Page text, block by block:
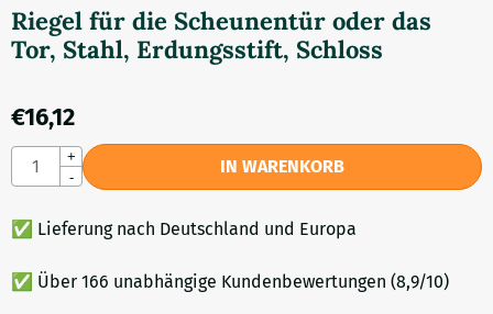
Riegel für die Scheunentür oder das
Tor, Stahl, Erdungsstift, Schloss
€16,12
Anzahl
+
-
IN WARENKORB
✅ Lieferung nach Deutschland und Europa
✅ Über 166 unabhängige Kundenbewertungen (8,9/10)